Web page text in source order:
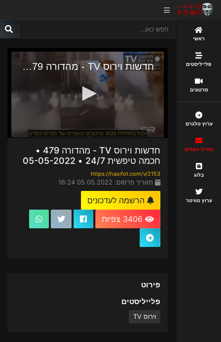
ראשי
פלייליסטים
סרטונים
ערוץ טלגרם
המייל האדום
בלוג
ערוץ טוויטר
חדשות וירוס TV - מהדורה 479 •
חכמה טיפשית 24/7 • 05-05-2022
https://hasifot.com/v/2153
תאריך פרסום: 05.05.2022 16:24
הרשמה לעדכונים
פירוט
פלייליסטים
וירוס TV